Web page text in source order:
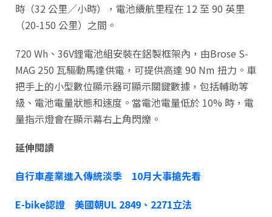
時（32 公里／小時），電池續航里程在 12 至 90 英里
（20-150 公里）之間。
720 Wh、36V鋰電池組安裝在鋁製框架內，由Brose S-
MAG 250 瓦驅動馬達供電，可提供高達 90 Nm 扭力。車
把手上的小型數位顯示器可顯示關鍵數據，包括輔助等
級、電池電量狀態和速度。當電池電量低於 10% 時，電
量指示燈會在顯示幕右上角閃爍。
延伸閱讀
自行車產業進入傳統淡季 10月大事搶先看
E-bike認證 美國朝UL 2849、2271立法